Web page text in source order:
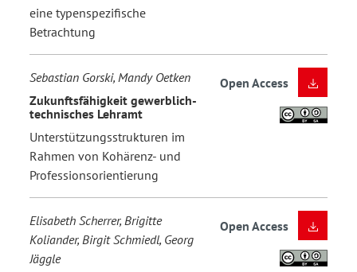
eine typenspezifische
Betrachtung
Sebastian Gorski, Mandy Oetken
Zukunftsfähigkeit gewerblich-
technisches Lehramt
Unterstützungsstrukturen im
Rahmen von Kohärenz- und
Professionsorientierung
Open Access
Elisabeth Scherrer, Brigitte
Koliander, Birgit Schmiedl, Georg
Jäggle
Open Access